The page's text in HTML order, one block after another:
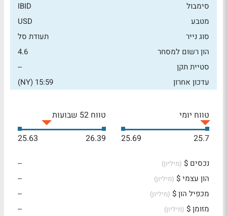
סימבול
IBID
מטבע
USD
סוג נייר
תעודת סל
הון רשום למסחר
4.6
סטיית תקן
--
עדכון אחרון
15:59 (NY)
טווח יומי
25.7
25.69
טווח 52 שבועות
26.39
25.63
נכסים $ (מיליון)
--
הון עצמי $ (מיליון)
--
מכפיל הון $ (מיליון)
--
מזומן $ (מיליון)
--